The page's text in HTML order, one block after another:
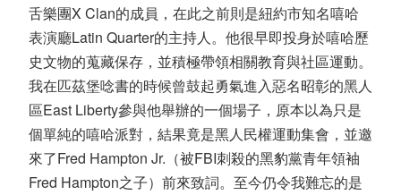
舌樂團X Clan的成員，在此之前則是紐約市知名嘻哈
表演廳Latin Quarter的主持人。他很早即投身於嘻哈歷
史文物的蒐藏保存，並積極帶領相關教育與社區運動。
我在匹茲堡唸書的時候曾鼓起勇氣進入惡名昭彰的黑人
區East Liberty參與他舉辦的一個場子，原本以為只是
個單純的嘻哈派對，結果竟是黑人民權運動集會，並邀
來了Fred Hampton Jr.（被FBI刺殺的黑豹黨青年領袖
Fred Hampton之子）前來致詞。至今仍令我難忘的是